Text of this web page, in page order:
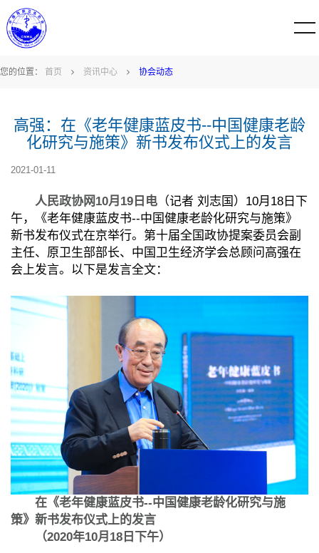
您的位置： 首页 资讯中心 协会动态
高强：在《老年健康蓝皮书--中国健康老龄
化研究与施策》新书发布仪式上的发言
2021-01-11
人民政协网10月19日电 （记者 刘志国）10月18日下
午，《老年健康蓝皮书--中国健康老龄化研究与施策》
新书发布仪式在京举行。第十届全国政协提案委员会副
主任、原卫生部部长、中国卫生经济学会总顾问高强在
会上发言。以下是发言全文：
在《老年健康蓝皮书--中国健康老龄化研究与施
策》新书发布仪式上的发言
（2020年10月18日下午）